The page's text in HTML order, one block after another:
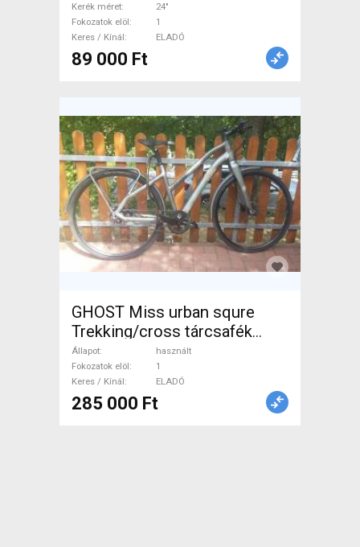
Kerék méret
24"
Fokozatok elöl
1
Keres / Kínál
ELADÓ
89 000 Ft
GHOST Miss urban squre
Trekking/cross tárcsafék
használt ELADÓ
Állapot
használt
Fokozatok elöl
1
Keres / Kínál
ELADÓ
285 000 Ft